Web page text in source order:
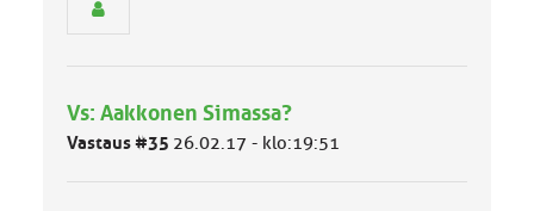
u
o
Vs: Aakkonen Simassa?
Vastaus #35 26.02.17 - klo:19:51